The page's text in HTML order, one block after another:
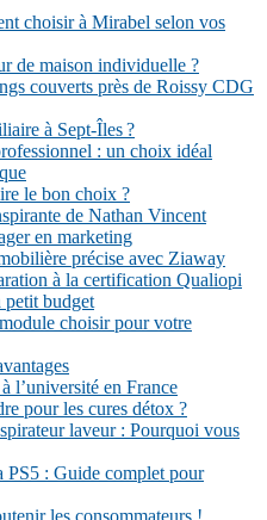
choisir à Mirabel selon vos
de maison individuelle ?
couverts près de Roissy CDG
à Sept-Îles ?
: un choix idéal
le bon choix ?
de Nathan Vincent
en marketing
précise avec Ziaway
à la certification Qualiopi
petit budget
choisir pour votre
l’université en France
pour les cures détox ?
laveur : Pourquoi vous
PS5 : Guide complet pour
les consommateurs !